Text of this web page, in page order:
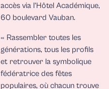
accès via l’Hôtel Académique,
60 boulevard Vauban.
« Rassembler toutes les
générations, tous les profils
et retrouver la symbolique
fédératrice des fêtes
populaires, où chacun trouve